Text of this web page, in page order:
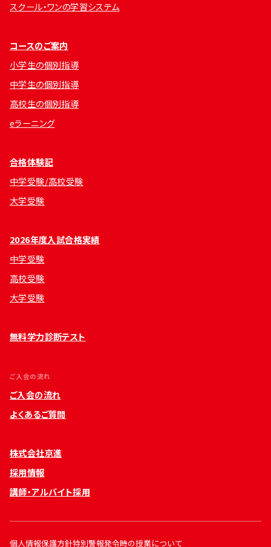
スクール・ワンの学習システム
コースのご案内
小学生の個別指導
中学生の個別指導
高校生の個別指導
eラーニング
合格体験記
中学受験/高校受験
大学受験
2026年度入試合格実績
中学受験
高校受験
大学受験
無料学力診断テスト
ご入会の流れ
ご入会の流れ
よくあるご質問
株式会社京進
採用情報
講師・アルバイト採用
個人情報保護方針特別警報発令時の授業について